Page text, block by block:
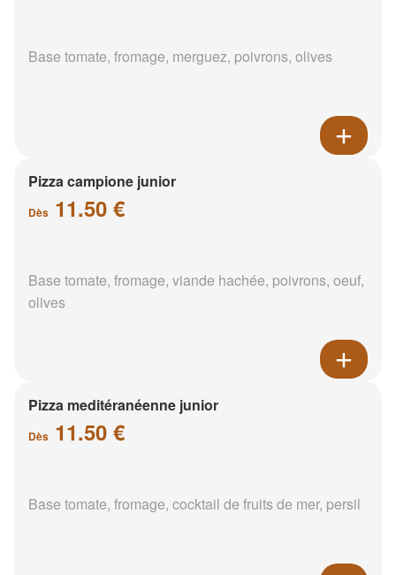
Base tomate, fromage, merguez, poivrons, olives
Pizza campione junior
Dès 11.50 €
Base tomate, fromage, viande hachée, poivrons, oeuf,
olives
Pizza meditéranéenne junior
Dès 11.50 €
Base tomate, fromage, cocktail de fruits de mer, persil